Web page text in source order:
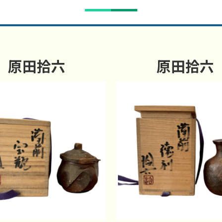
原田拾六 原田拾六